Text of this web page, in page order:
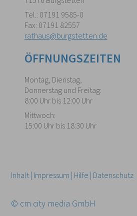
Tel.: 07191 9585-0
Fax: 07191 82557
rathaus@burgstetten.de
ÖFFNUNGSZEITEN
Montag, Dienstag,
Donnerstag und Freitag:
8:00 Uhr bis 12:00 Uhr
Mittwoch:
15:00 Uhr bis 18:30 Uhr
Inhalt | Impressum | Hilfe | Datenschutz
© cm city media GmbH